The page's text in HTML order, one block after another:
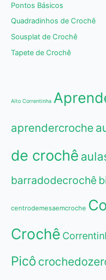
Pontos Básicos
Quadradinhos de Crochê
Sousplat de Crochê
Tapete de Crochê
Alto Correntinha
aprendercroche
de crochê
barradodecrochê
centrodemesaemcroche
Crochê
Picô